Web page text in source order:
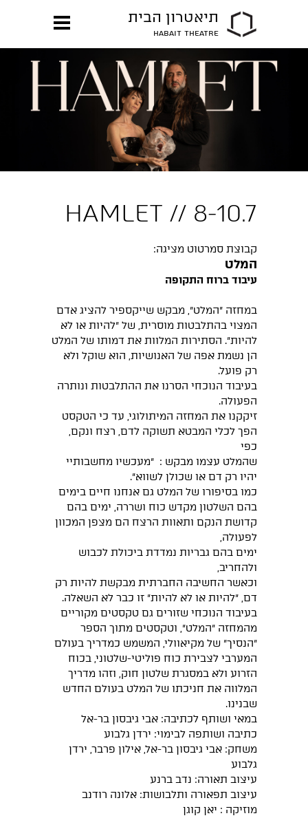
תיאטרון הבית
HABAIT THEATRE
HAMLET // 8-10.7
קבוצת סמרטוט מציגה:
המלט
עיבוד ברוח התקופה
במחזה "המלט", מבקש שייקספיר להציג אדם
המצוי בהתלבטות מוסרית, של "להיות או לא
להיות". הסתירות המלוות את דמותו של המלט
הן נשמת אפה של האנושיות, הוא שוקל ולא
רק פועל.
בעיבוד הנוכחי הסרנו את ההתלבטות ונותרה
הפעולה.
זיקקנו את המחזה המיתולוגי, עד כי הטקסט
הפך לכלי המבטא תשוקה לדם, רצח ונקם,
כפי
שהמלט עצמו מבקש : "מעכשיו מחשבותיי
יהיו רק דם או שכולן לשווא".
כמו בסיפורו של המלט גם אנחנו חיים בימים
בהם השלטון מקדש כוח ושררה, ימים בהם
קדושת הנקם ותאוות הרצח הם מצפן המכוון
לפעולה,
ימים בהם גבריות נמדדת ביכולת לכבוש
ולהחריב,
וכאשר החשיבה החברתית מבקשת להיות רק
דם, "להיות או לא להיות" זו כבר לא השאלה.
בעיבוד הנוכחי שזורים גם טקסטים מקוריים
מהמחזה "המלט", וטקסטים מתוך הספר
"הנסיך" של מקיאוולי, המשמש כמדריך בעולם
המערבי לצבירת כוח פוליטי-שלטוני, בכוח
הזרוע ולא במסגרת שלטון חוק, וזהו מדריך
המלווה את חניכתו של המלט בעולם החדש
שבנינו.
במאי ושותף לכתיבה: אבי גיבסון בר-אל
כתיבה ושותפה לבימוי: ירדן גלבוע
משחק: אבי גיבסון בר-אל, אילון פרבר, ירדן
גלבוע
עיצוב תאורה: נדב ברנע
עיצוב תפאורה ותלבושות: אלונה רודנב
מוזיקה : יאן קוגן